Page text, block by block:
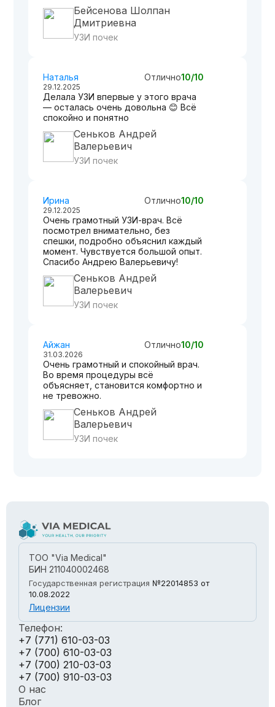
Бейсенова Шолпан
Дмитриевна
УЗИ почек
Наталья Отлично10/10
29.12.2025
Делала УЗИ впервые у этого врача
— осталась очень довольна 😊 Всё
спокойно и понятно
Сеньков Андрей
Валерьевич
УЗИ почек
Ирина Отлично10/10
29.12.2025
Очень грамотный УЗИ-врач. Всё
посмотрел внимательно, без
спешки, подробно объяснил каждый
момент. Чувствуется большой опыт.
Спасибо Андрею Валерьевичу!
Сеньков Андрей
Валерьевич
УЗИ почек
Айжан Отлично10/10
31.03.2026
Очень грамотный и спокойный врач.
Во время процедуры всё
объясняет, становится комфортно и
не тревожно.
Сеньков Андрей
Валерьевич
УЗИ почек
ТОО "Via Medical"
БИН 211040002468
Государственная регистрация №22014853 от
10.08.2022
Лицензии
Телефон:
+7 (771) 610-03-03
+7 (700) 610-03-03
+7 (700) 210-03-03
+7 (700) 910-03-03
О нас
Блог